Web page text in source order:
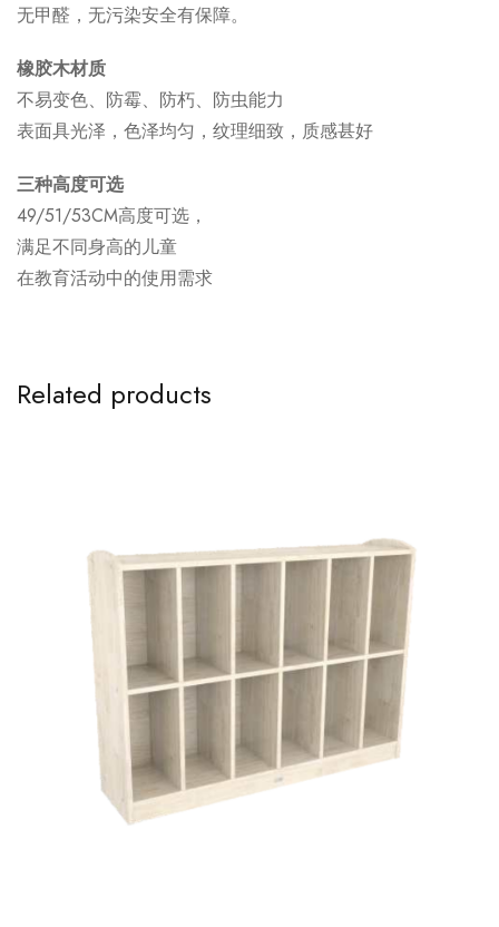
无甲醛，无污染安全有保障。
橡胶木材质
不易变色、防霉、防朽、防虫能力
表面具光泽，色泽均匀，纹理细致，质感甚好
三种高度可选
49/51/53CM高度可选，
满足不同身高的儿童
在教育活动中的使用需求
Related products